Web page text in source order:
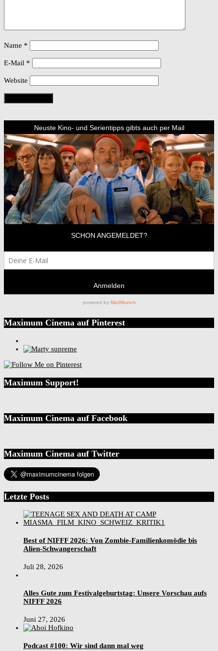
Name *
E-Mail *
Website
Maximum Cinema auf Pinterest
Maximum Support!
Maximum Cinema auf Facebook
Maximum Cinema auf Twitter
Letzte Posts
Best of NIFFF 2026: Von Zombie-Familienkomödie bis
Alien-Schwangerschaft
Juli 28, 2026
Alles Gute zum Festivalgeburtstag: Unsere Vorschau aufs
NIFFF 2026
Juni 27, 2026
Podcast #100: Wir sind dann mal weg